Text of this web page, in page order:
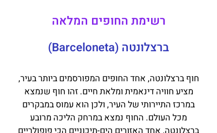
רשימת החופים המלאה
ברצלונטה (Barceloneta)
חוף ברצלונטה, אחד החופים המפורסמים ביותר בעיר,
מציע חוויה דינאמית ומלאת חיים. זהו חוף שנמצא
במרכז התיירותי של העיר, ולכן הוא עמוס במבקרים
מכל העולם. החוף נמצא במרחק הליכה מרובע